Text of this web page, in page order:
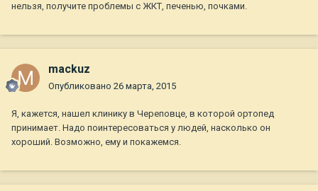
нельзя, получите проблемы с ЖКТ, печенью, почками.
mackuz
Опубликовано 26 марта, 2015
Я, кажется, нашел клинику в Череповце, в которой ортопед
принимает. Надо поинтересоваться у людей, насколько он
хороший. Возможно, ему и покажемся.